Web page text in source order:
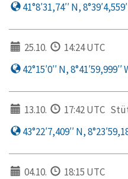
41°8′31,74′′ N,
25.10.
14:24 UTC
42°15′0′′ N, 8°41′59,999′′
13.10. 17:42 UTC
43°22′7,409′′ N,
04.10.
18:15 UTC